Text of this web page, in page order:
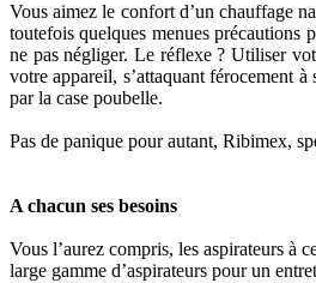
Vous aimez le confort d’un chauffage
toutefois quelques menues précautions
ne pas négliger. Le réflexe ? Utiliser
votre appareil, s’attaquant férocement
par la case poubelle.
Pas de panique pour autant, Ribimex,
A chacun ses besoins
Vous l’aurez compris, les aspirateurs à
large gamme d’aspirateurs pour un